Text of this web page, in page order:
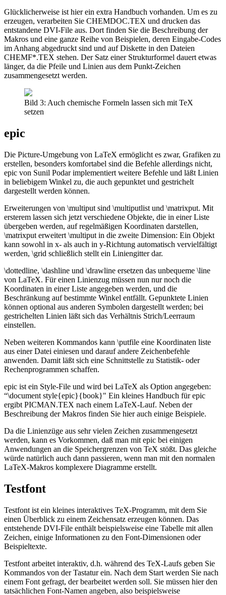
Glücklicherweise ist hier ein extra Handbuch vorhanden. Um es zu
erzeugen, verarbeiten Sie CHEMDOC.TEX und drucken das
entstandene DVI-File aus. Dort finden Sie die Beschreibung der
Makros und eine ganze Reihe von Beispielen, deren Eingabe-Codes
im Anhang abgedruckt sind und auf Diskette in den Dateien
CHEMF*.TEX stehen. Der Satz einer Strukturformel dauert etwas
länger, da die Pfeile und Linien aus dem Punkt-Zeichen
zusammengesetzt werden.
Bild 3: Auch chemische Formeln lassen sich mit TeX
setzen
epic
Die Picture-Umgebung von LaTeX ermöglicht es zwar, Grafiken zu
erstellen, besonders komfortabel sind die Befehle allerdings nicht,
epic von Sunil Podar implementiert weitere Befehle und läßt Linien
in beliebigem Winkel zu, die auch gepunktet und gestrichelt
dargestellt werden können.
Erweiterungen von \multiput sind \multiputlist und \matrixput. Mit
ersterem lassen sich jetzt verschiedene Objekte, die in einer Liste
übergeben werden, auf regelmäßigen Koordinaten darstellen,
\matrixput erweitert \multiput in die zweite Dimension: Ein Objekt
kann sowohl in x- als auch in y-Richtung automatisch vervielfältigt
werden, \grid schließlich stellt ein Liniengitter dar.
\dottedline, \dashline und \drawline ersetzen das unbequeme \line
von LaTeX. Für einen Linienzug müssen nun nur noch die
Koordinaten in einer Liste angegeben werden, und die
Beschränkung auf bestimmte Winkel entfällt. Gepunktete Linien
können optional aus anderen Symbolen dargestellt werden; bei
gestrichelten Linien läßt sich das Verhältnis Strich/Leerraum
einstellen.
Neben weiteren Kommandos kann \putfile eine Koordinaten liste
aus einer Datei einiesen und darauf andere Zeichenbefehle
anwenden. Damit läßt sich eine Schnittstelle zu Statistik- oder
Rechenprogrammen schaffen.
epic ist ein Style-File und wird bei LaTeX als Option angegeben:
“\document style{epic}{book}" Ein kleines Handbuch für epic
ergibt PICMAN.TEX nach einem LaTeX-Lauf. Neben der
Beschreibung der Makros finden Sie hier auch einige Beispiele.
Da die Linienzüge aus sehr vielen Zeichen zusammengesetzt
werden, kann es Vorkommen, daß man mit epic bei einigen
Anwendungen an die Speichergrenzen von TeX stößt. Das gleiche
würde natürlich auch dann passieren, wenn man mit den normalen
LaTeX-Makros komplexere Diagramme erstellt.
Testfont
Testfont ist ein kleines interaktives TeX-Programm, mit dem Sie
einen Überblick zu einem Zeichensatz erzeugen können. Das
entstehende DVI-File enthält beispielsweise eine Tabelle mit allen
Zeichen, einige Informationen zu den Font-Dimensionen oder
Beispieltexte.
Testfont arbeitet interaktiv, d.h. während des TeX-Laufs geben Sie
Kommandos von der Tastatur ein. Nach dem Start werden Sie nach
einem Font gefragt, der bearbeitet werden soll. Sie müssen hier den
tatsächlichen Font-Namen angeben, also beispielsweise